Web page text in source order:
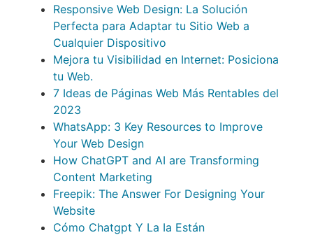
Responsive Web Design: La Solución
Perfecta para Adaptar tu Sitio Web a
Cualquier Dispositivo
Mejora tu Visibilidad en Internet: Posiciona
tu Web.
7 Ideas de Páginas Web Más Rentables del
2023
WhatsApp: 3 Key Resources to Improve
Your Web Design
How ChatGPT and AI are Transforming
Content Marketing
Freepik: The Answer For Designing Your
Website
Cómo Chatgpt Y La Ia Están